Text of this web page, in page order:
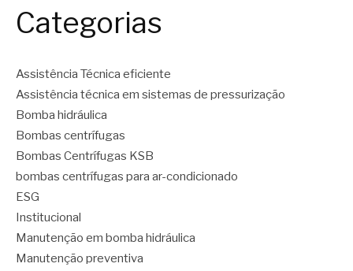
Categorias
Assistência Técnica eficiente
Assistência técnica em sistemas de pressurização
Bomba hidráulica
Bombas centrífugas
Bombas Centrífugas KSB
bombas centrífugas para ar-condicionado
ESG
Institucional
Manutenção em bomba hidráulica
Manutenção preventiva